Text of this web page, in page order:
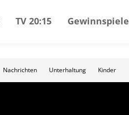
TV 20:15 Gewinnspiele
Nachrichten Unterhaltung Kinder